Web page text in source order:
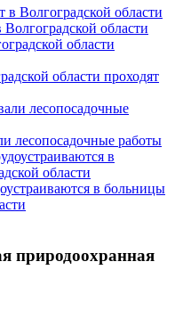
области
области проходят
лесопосадочные работы
в больницы
природоохранная